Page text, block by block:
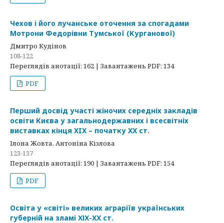
Чехов і його лучанське оточення за спогадами
Мотрони Федорівни Тумської (Курганової)
Дмитро Кудінов
108-122
Переглядів анотації: 162 | Завантажень PDF: 134
PDF
Перший досвід участі жіночих середніх закладів
освіти Києва у загальнодержавних і всесвітніх
виставках кінця XIX – початку XX ст.
Ілона Жовта, Антоніна Кізлова
123-137
Переглядів анотації: 190 | Завантажень PDF: 154
PDF
Освіта у «світі» великих аграріїв українських
губерній на зламі ХІХ-ХХ ст.